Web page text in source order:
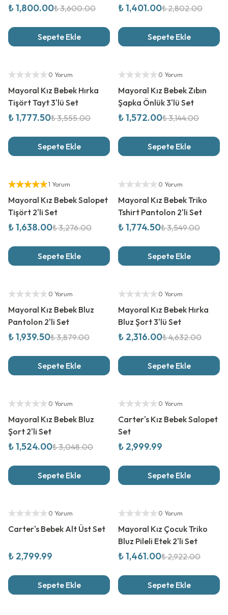
₺ 1,800.00₺ 3,600.00
Sepete Ekle
₺ 1,401.00₺ 2,802.00
Sepete Ekle
Yetkili Satıcı
0 Yorum
Mayoral Kız Bebek Hırka
Tişört Tayt 3'lü Set
₺ 1,777.50₺ 3,555.00
Sepete Ekle
Yetkili Satıcı
0 Yorum
Mayoral Kız Bebek Zıbın
Şapka Önlük 3'lü Set
₺ 1,572.00₺ 3,144.00
Sepete Ekle
Yetkili Satıcı
1 Yorum
Mayoral Kız Bebek Salopet
Tişört 2'li Set
₺ 1,638.00₺ 3,276.00
Sepete Ekle
Yetkili Satıcı
0 Yorum
Mayoral Kız Bebek Triko
Tshirt Pantolon 2'li Set
₺ 1,774.50₺ 3,549.00
Sepete Ekle
Yetkili Satıcı
0 Yorum
Mayoral Kız Bebek Bluz
Pantolon 2'li Set
₺ 1,939.50₺ 3,879.00
Sepete Ekle
Yetkili Satıcı
0 Yorum
Mayoral Kız Bebek Hırka
Bluz Şort 3'lü Set
₺ 2,316.00₺ 4,632.00
Sepete Ekle
Yetkili Satıcı
0 Yorum
Mayoral Kız Bebek Bluz
Şort 2'li Set
₺ 1,524.00₺ 3,048.00
Sepete Ekle
0 Yorum
Carter's Kız Bebek Salopet
Set
₺ 2,999.99
Sepete Ekle
0 Yorum
Carter's Bebek Alt Üst Set
₺ 2,799.99
Sepete Ekle
Yetkili Satıcı
0 Yorum
Mayoral Kız Çocuk Triko
Bluz Pileli Etek 2'li Set
₺ 1,461.00₺ 2,922.00
Sepete Ekle